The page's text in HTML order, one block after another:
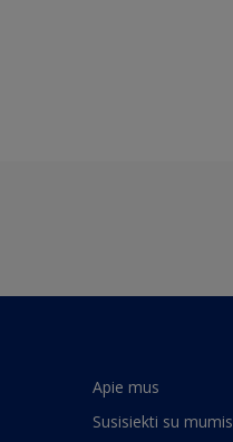
Apie mus
Susisiekti su mumis